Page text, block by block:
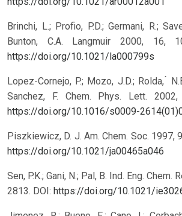
Brinchi, L.; Profio, P.D.; Germani, R.;
Bunton, C.A. Langmuir 2000, 16,
https://doi.org/10.1021/la000799s
Lopez-Cornejo, P.; Mozo, J.D.; Rolda,
Sanchez, F. Chem. Phys. Lett.
https://doi.org/10.1016/s0009-
Piszkiewicz, D. J. Am. Chem. Soc. 1997,
https://doi.org/10.1021/ja00465a046
Sen, P.K.; Gani, N.; Pal, B. Ind. Eng. Chem.
2813. DOI: https://doi.org/10.1021/